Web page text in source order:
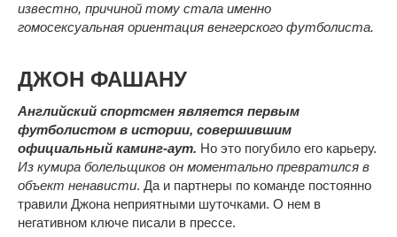
известно, причиной тому стала именно
гомосексуальная ориентация венгерского футболиста.
ДЖОН ФАШАНУ
Английский спортсмен является первым
футболистом в истории, совершившим
официальный каминг-аут. Но это погубило его карьеру.
Из кумира болельщиков он моментально превратился в
объект ненависти. Да и партнеры по команде постоянно
травили Джона неприятными шуточками. О нем в
негативном ключе писали в прессе.